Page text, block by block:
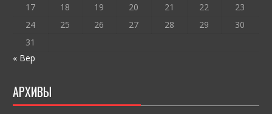
17
18 19 20 21 22
23
24
25 26 27 28 29
30
31
« Вер
АРХИВЫ